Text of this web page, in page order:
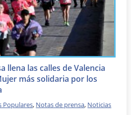
llena las calles de Valencia
más solidaria por los
Populares, Notas de prensa, Noticias